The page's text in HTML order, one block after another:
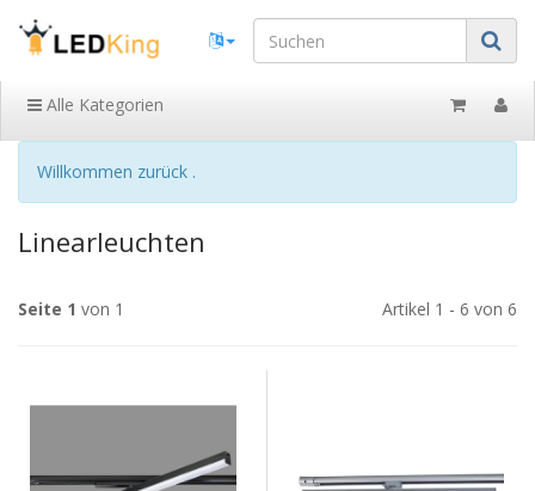
Alle Kategorien
Willkommen zurück .
Linearleuchten
Seite 1 von 1 Artikel 1 - 6 von 6